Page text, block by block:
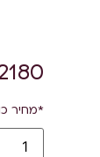
*מחיר